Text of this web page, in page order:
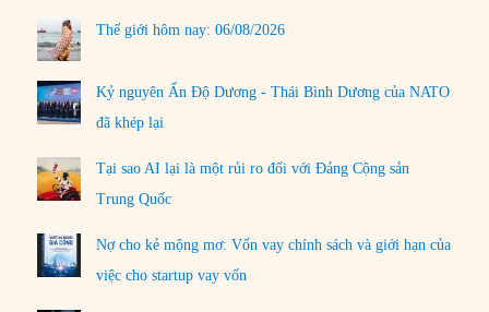
Thế giới hôm nay: 06/08/2026
Kỷ nguyên Ấn Độ Dương - Thái Bình Dương của NATO
đã khép lại
Tại sao AI lại là một rủi ro đối với Đảng Cộng sản
Trung Quốc
Nợ cho kẻ mộng mơ: Vốn vay chính sách và giới hạn của
việc cho startup vay vốn